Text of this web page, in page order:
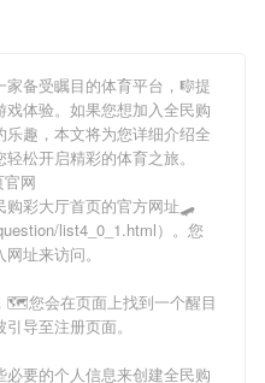
家备受瞩目的体育平台，🎼提
体验。如果您想加入全民购
乐趣，本文将为您详细介绍全
松开启精彩的体育之旅。
网
购彩大厅首页的官方网址🛹
list4_0_1.html）。您
址来访问。
🗺您会在页面上找到一个醒目
导至注册页面。
要的个人信息来创建全民购